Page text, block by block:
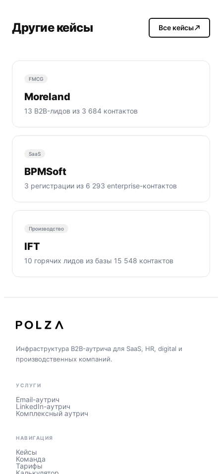
Другие кейсы Все кейсы
FMCG
Moreland
13 B2B-лидов из 3 684 контактов
SaaS
BPMSoft
3 регистрации из 6 293 enterprise-контактов
Производство
IFT
10 горячих лидов из базы 15 548 контактов
Инфраструктура B2B-аутрича для SaaS, HR, digital и
производственных компаний.
УСЛУГИ
Email-аутрич
LinkedIn-аутрич
Комплексный аутрич
НАВИГАЦИЯ
Кейсы
Команда
Тарифы